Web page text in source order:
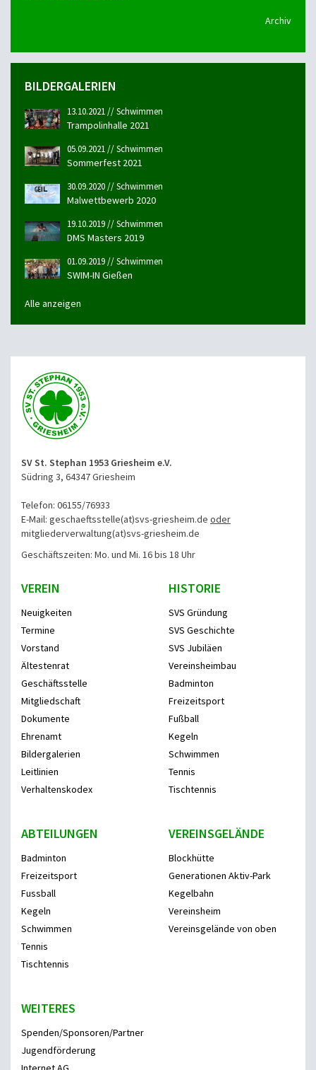
Archiv
BILDERGALERIEN
13.10.2021 // Schwimmen
Trampolinhalle 2021
05.09.2021 // Schwimmen
Sommerfest 2021
30.09.2020 // Schwimmen
Malwettbewerb 2020
19.10.2019 // Schwimmen
DMS Masters 2019
01.09.2019 // Schwimmen
SWIM-IN Gießen
Alle anzeigen
SV St. Stephan 1953 Griesheim e.V.
Südring 3, 64347 Griesheim
Telefon: 06155/76933
E-Mail: geschaeftsstelle(at)svs-griesheim.de oder
mitgliederverwaltung(at)svs-griesheim.de
Geschäftszeiten: Mo. und Mi. 16 bis 18 Uhr
VEREIN
Neuigkeiten
Termine
Vorstand
Ältestenrat
Geschäftsstelle
Mitgliedschaft
Dokumente
Ehrenamt
Bildergalerien
Leitlinien
Verhaltenskodex
HISTORIE
SVS Gründung
SVS Geschichte
SVS Jubiläen
Vereinsheimbau
Badminton
Freizeitsport
Fußball
Kegeln
Schwimmen
Tennis
Tischtennis
ABTEILUNGEN
Badminton
Freizeitsport
Fussball
Kegeln
Schwimmen
Tennis
Tischtennis
VEREINSGELÄNDE
Blockhütte
Generationen Aktiv-Park
Kegelbahn
Vereinsheim
Vereinsgelände von oben
WEITERES
Spenden/Sponsoren/Partner
Jugendförderung